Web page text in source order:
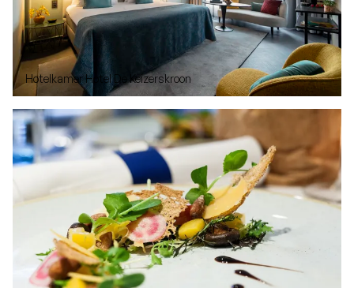
Hotelkamer Hotel De Keizerskroon